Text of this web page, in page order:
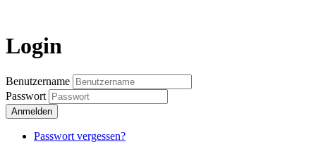
Login
Benutzername
Passwort
Anmelden
Passwort vergessen?